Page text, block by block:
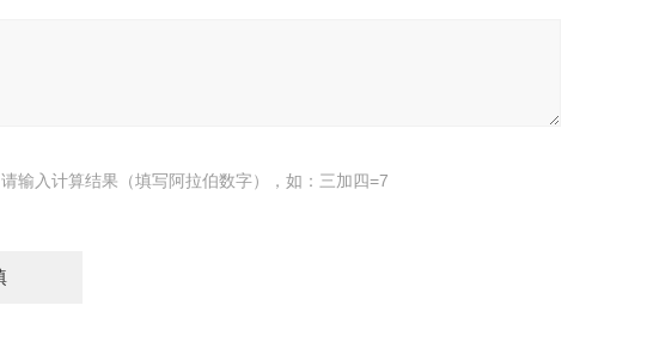
请输入计算结果（填写阿拉伯数字），如：三加四=7